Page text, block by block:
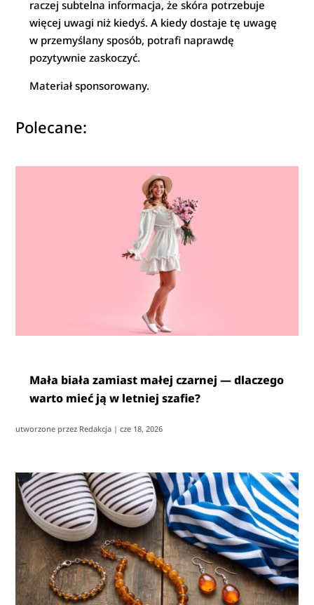
raczej subtelna informacja, że skóra potrzebuje
więcej uwagi niż kiedyś. A kiedy dostaje tę uwagę
w przemyślany sposób, potrafi naprawdę
pozytywnie zaskoczyć.
Materiał sponsorowany.
Polecane:
Mała biała zamiast małej czarnej — dlaczego
warto mieć ją w letniej szafie?
utworzone przez Redakcja |cze 18, 2026